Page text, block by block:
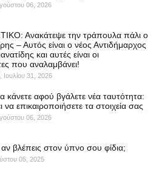
06, 2026
Ανακάτεψε την τράπουλα πάλι ο
– Αυτός είναι ο νέος Αντιδήμαρχος
και αυτές είναι οι
που αναλαμβάνει!
31, 2026
κάνετε αφού βγάλετε νέα ταυτότητα:
επικαιροποιήσετε τα στοιχεία σας
06, 2026
αν βλέπεις στον ύπνο σου φίδια;
05, 2025